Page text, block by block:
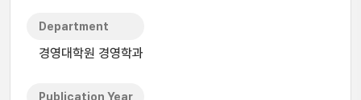
Department
경영대학원 경영학과
Publication Year